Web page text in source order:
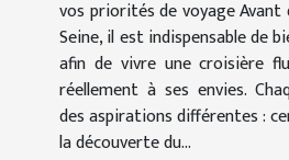
vos priorités de voyage
Seine, il est indispensable de
afin de vivre une croisière
réellement à ses envies.
des aspirations différentes :
la découverte du...